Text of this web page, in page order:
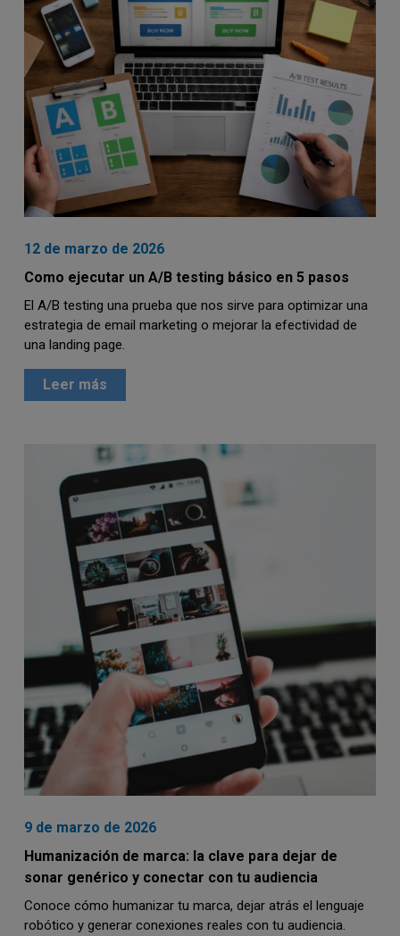
12 de marzo de 2026
Como ejecutar un A/B testing básico en 5 pasos
El A/B testing una prueba que nos sirve para optimizar una
estrategia de email marketing o mejorar la efectividad de
una landing page.
Leer más
9 de marzo de 2026
Humanización de marca: la clave para dejar de
sonar genérico y conectar con tu audiencia
Conoce cómo humanizar tu marca, dejar atrás el lenguaje
robótico y generar conexiones reales con tu audiencia.